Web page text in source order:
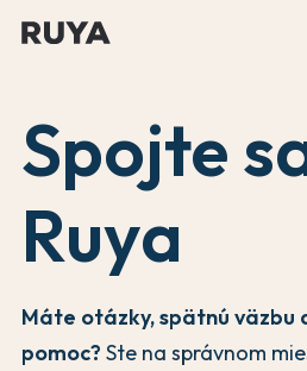
Spojte
Ruya
Máte otázky, spätnú
pomoc? Ste na správnom